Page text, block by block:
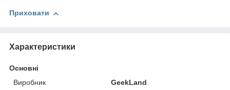
Приховати
Характеристики
Основні
Виробник
GeekLand